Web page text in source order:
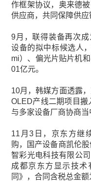
作框架协议，奥来德
供应商，共同保障供应
9月，联得装备再次
设备的拟中标候选人
mi）、偏光片贴片机
01亿元。
10月，韩媒方面透露
OLED产线二期项目
与多家设备厂商协商当
11月3日，京东方继
购，国产设备商凯伦
智彩光电科技有限公
成都京东方显示技
同》，合同含税总金额